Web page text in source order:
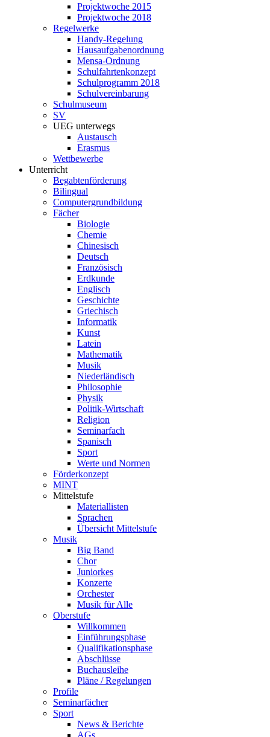
Projektwoche 2015
Projektwoche 2018
Regelwerke
Handy-Regelung
Hausaufgabenordnung
Mensa-Ordnung
Schulfahrtenkonzept
Schulprogramm 2018
Schulvereinbarung
Schulmuseum
SV
UEG unterwegs
Austausch
Erasmus
Wettbewerbe
Unterricht
Begabtenförderung
Bilingual
Computergrundbildung
Fächer
Biologie
Chemie
Chinesisch
Deutsch
Französisch
Erdkunde
Englisch
Geschichte
Griechisch
Informatik
Kunst
Latein
Mathematik
Musik
Niederländisch
Philosophie
Physik
Politik-Wirtschaft
Religion
Seminarfach
Spanisch
Sport
Werte und Normen
Förderkonzept
MINT
Mittelstufe
Materiallisten
Sprachen
Übersicht Mittelstufe
Musik
Big Band
Chor
Juniorkes
Konzerte
Orchester
Musik für Alle
Oberstufe
Willkommen
Einführungsphase
Qualifikationsphase
Abschlüsse
Buchausleihe
Pläne / Regelungen
Profile
Seminarfächer
Sport
News & Berichte